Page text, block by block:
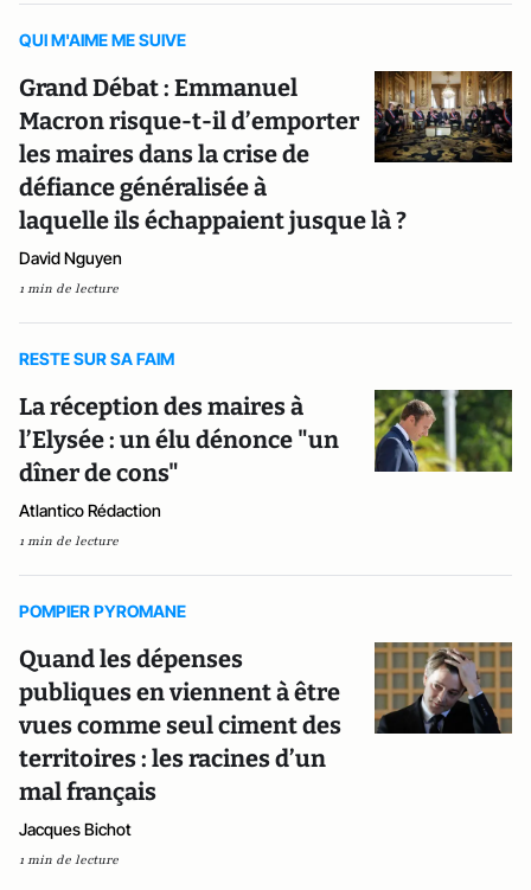
QUI M'AIME ME SUIVE
Grand Débat : Emmanuel
Macron risque-t-il d’emporter
les maires dans la crise de
défiance généralisée à
laquelle ils échappaient jusque là ?
David Nguyen
1 min de lecture
RESTE SUR SA FAIM
La réception des maires à
l’Elysée : un élu dénonce "un
dîner de cons"
Atlantico Rédaction
1 min de lecture
POMPIER PYROMANE
Quand les dépenses
publiques en viennent à être
vues comme seul ciment des
territoires : les racines d’un
mal français
Jacques Bichot
1 min de lecture